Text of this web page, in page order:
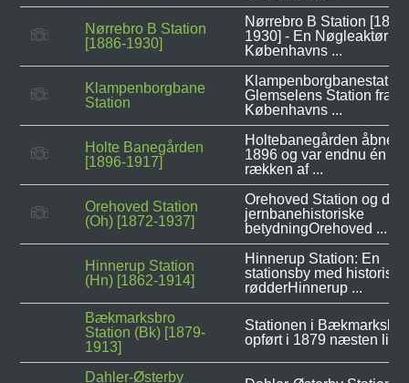
Nørrebro B Station
[1886-1930]
Nørrebro B Station
1930] - En Nøgleaktør i
Københavns ...
Klampenborgbane
Station
Glemselens Station fra
Københavns ...
Holte Banegården
[1896-1917]
Holtebanegården
1896 og var endnu én i
rækken af ...
Orehoved Station
(Oh) [1872-1937]
Orehoved Station og
jernbanehistoriske
betydningOrehoved ...
Hinnerup Station
(Hn) [1862-1914]
Hinnerup Station: En
stationsby med historiske
rødderHinnerup ...
Bækmarksbro
Station (Bk) [1879-
1913]
Stationen i
opført i 1879 næsten lige
Dahler-Østerby